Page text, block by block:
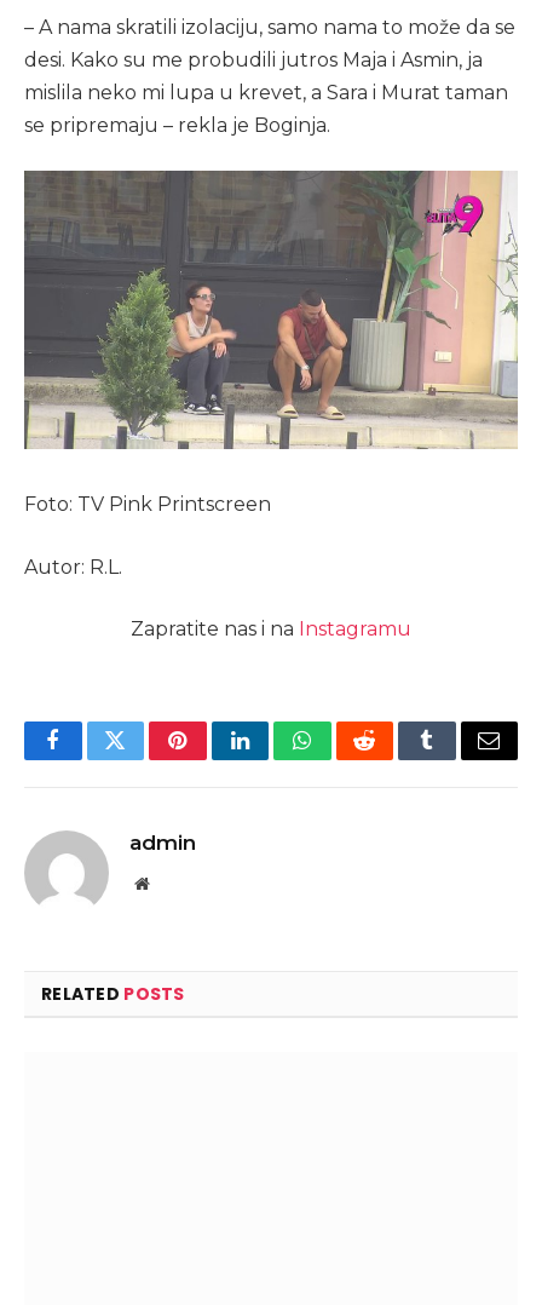
– A nama skratili izolaciju, samo nama to može da se
desi. Kako su me probudili jutros Maja i Asmin, ja
mislila neko mi lupa u krevet, a Sara i Murat taman
se pripremaju – rekla je Boginja.
Foto: TV Pink Printscreen
Autor: R.L.
Zapratite nas i na Instagramu
FacebookTwitterPinterestLinkedInWhatsAppRedditTumblrEmail
admin
Website
RELATED POSTS